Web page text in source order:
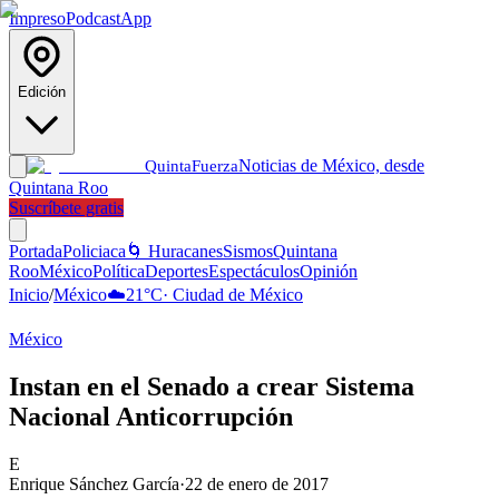
ImpresoPodcastApp
Edición
QuintaFuerzaNoticias de México, desde
Quintana Roo
Suscríbete gratis
PortadaPoliciaca 🌀 HuracanesSismosQuintana
RooMéxicoPolíticaDeportesEspectáculosOpinión
Inicio/México☁️21°C· Ciudad de México
México
Instan en el Senado a crear Sistema
Nacional Anticorrupción
E
Enrique Sánchez García·22 de enero de 2017